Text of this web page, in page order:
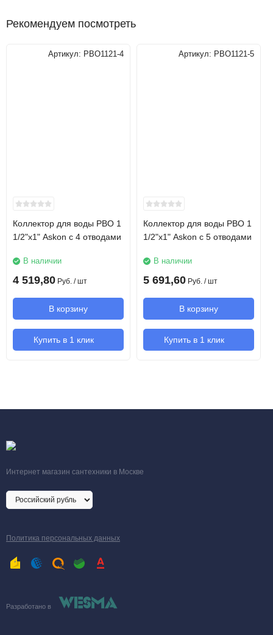
меди, Ø15 мм, толщина стенки 1мм
Рабочее давление
Испытательное
30 атм
Ширина
Глубина 150 мм
Длина 3200 мм
Рекомендуем посмотреть
Артикул: РВО1121-4
Коллектор для воды РВО 1
1/2"х1" Askon с 4 отводами
В наличии
4 519,80 Руб. / шт
В корзину
Купить в 1 клик
Артикул: РВО1121-5
Коллектор для воды РВО 1
1/2"х1" Askon с 5 отводами
В наличии
5 691,60 Руб. / шт
В корзину
Купить в 1 клик
Интернет магазин сантехники в Москве
Политика персональных данных
Разработано в